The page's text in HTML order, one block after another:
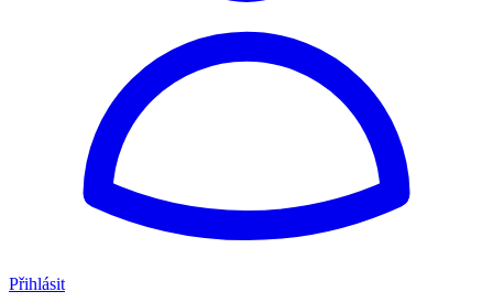
Přihlásit